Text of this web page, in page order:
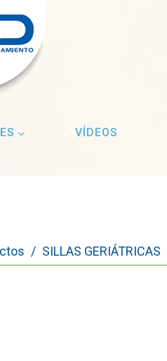
VÍDEOS
/ SILLAS GERIÁTRICAS